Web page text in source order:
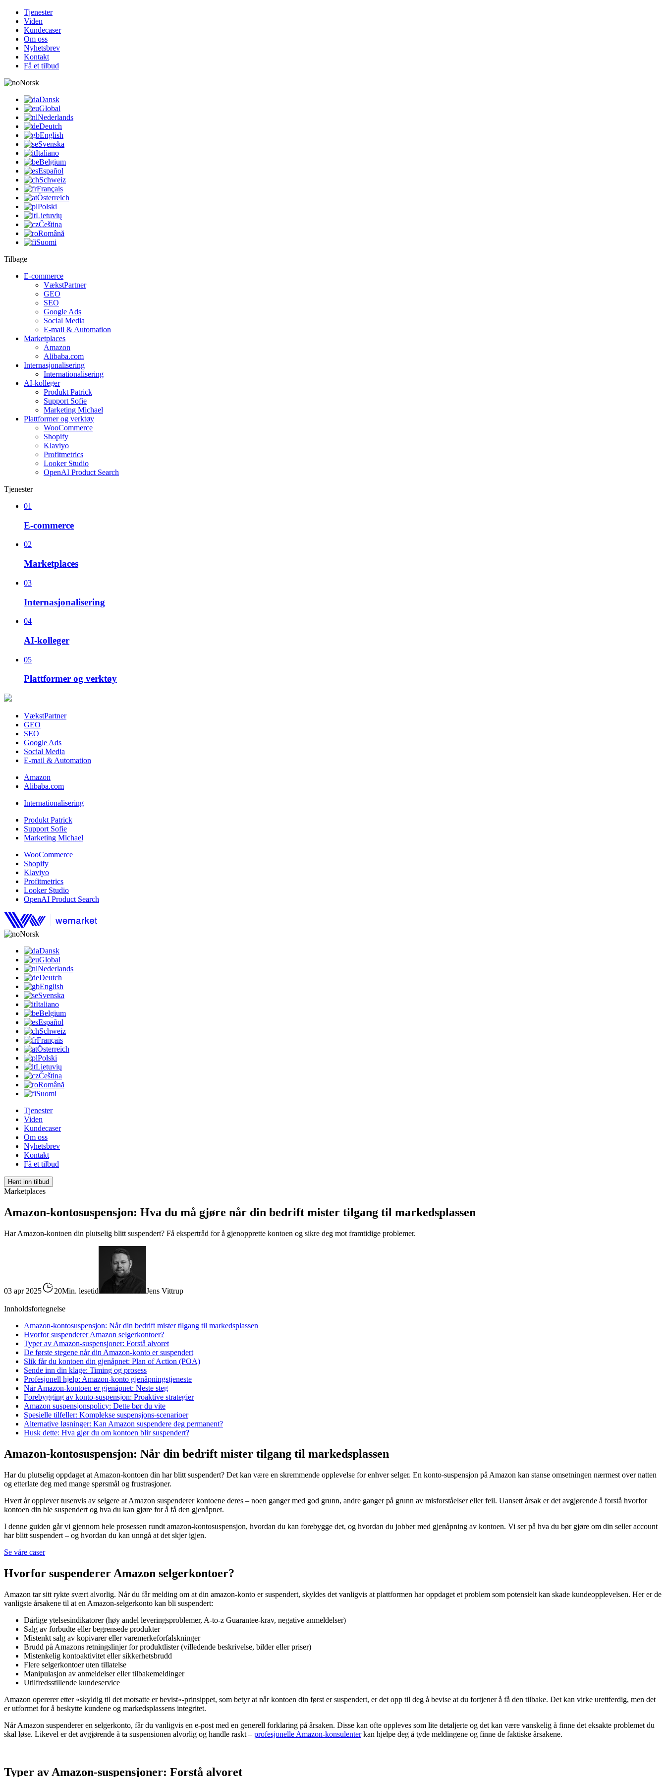
Tjenester
Viden
Kundecaser
Om oss
Nyhetsbrev
Kontakt
Få et tilbud
Norsk
Dansk
Global
Nederlands
Deutch
English
Svenska
Italiano
Belgium
Español
Schweiz
Français
Österreich
Polski
Lietuvių
Čeština
Română
Suomi
Tilbage
E-commerce
VækstPartner
GEO
SEO
Google Ads
Social Media
E-mail & Automation
Marketplaces
Amazon
Alibaba.com
Internasjonalisering
Internationalisering
AI-kolleger
Produkt Patrick
Support Sofie
Marketing Michael
Plattformer og verktøy
WooCommerce
Shopify
Klaviyo
Profitmetrics
Looker Studio
OpenAI Product Search
Tjenester
01
E-commerce
02
Marketplaces
03
Internasjonalisering
04
AI-kolleger
05
Plattformer og verktøy
VækstPartner
GEO
SEO
Google Ads
Social Media
E-mail & Automation
Amazon
Alibaba.com
Internationalisering
Produkt Patrick
Support Sofie
Marketing Michael
WooCommerce
Shopify
Klaviyo
Profitmetrics
Looker Studio
OpenAI Product Search
Norsk
Dansk
Global
Nederlands
Deutch
English
Svenska
Italiano
Belgium
Español
Schweiz
Français
Österreich
Polski
Lietuvių
Čeština
Română
Suomi
Tjenester
Viden
Kundecaser
Om oss
Nyhetsbrev
Kontakt
Få et tilbud
Hent inn tilbud
Marketplaces
Amazon-kontosuspensjon: Hva du må gjøre når din bedrift mister tilgang til markedsplassen
Har Amazon-kontoen din plutselig blitt suspendert? Få ekspertråd for å gjenopprette kontoen og sikre deg mot framtidige problemer.
03 apr 2025 20Min. lesetid Jens Vittrup
Innholdsfortegnelse
Amazon-kontosuspensjon: Når din bedrift mister tilgang til markedsplassen
Hvorfor suspenderer Amazon selgerkontoer?
Typer av Amazon-suspensjoner: Forstå alvoret
De første stegene når din Amazon-konto er suspendert
Slik får du kontoen din gjenåpnet: Plan of Action (POA)
Sende inn din klage: Timing og prosess
Profesjonell hjelp: Amazon-konto gjenåpningstjeneste
Når Amazon-kontoen er gjenåpnet: Neste steg
Forebygging av konto-suspensjon: Proaktive strategier
Amazon suspensjonspolicy: Dette bør du vite
Spesielle tilfeller: Komplekse suspensjons-scenarioer
Alternative løsninger: Kan Amazon suspendere deg permanent?
Husk dette: Hva gjør du om kontoen blir suspendert?
Amazon-kontosuspensjon: Når din bedrift mister tilgang til markedsplassen
Har du plutselig oppdaget at Amazon-kontoen din har blitt suspendert? Det kan være en skremmende opplevelse for enhver selger. En konto-suspensjon på Amazon kan stanse omsetningen nærmest over natten
og etterlate deg med mange spørsmål og frustrasjoner.
Hvert år opplever tusenvis av selgere at Amazon suspenderer kontoene deres – noen ganger med god grunn, andre ganger på grunn av misforståelser eller feil. Uansett årsak er det avgjørende å forstå hvorfor
kontoen din ble suspendert og hva du kan gjøre for å få den gjenåpnet.
I denne guiden går vi gjennom hele prosessen rundt amazon-kontosuspensjon, hvordan du kan forebygge det, og hvordan du jobber med gjenåpning av kontoen. Vi ser på hva du bør gjøre om din seller account
har blitt suspendert – og hvordan du kan unngå at det skjer igjen.
Se våre caser
Hvorfor suspenderer Amazon selgerkontoer?
Amazon tar sitt rykte svært alvorlig. Når du får melding om at din amazon-konto er suspendert, skyldes det vanligvis at plattformen har oppdaget et problem som potensielt kan skade kundeopplevelsen. Her er de
vanligste årsakene til at en Amazon-selgerkonto kan bli suspendert:
Dårlige ytelsesindikatorer (høy andel leveringsproblemer, A-to-z Guarantee-krav, negative anmeldelser)
Salg av forbudte eller begrensede produkter
Mistenkt salg av kopivarer eller varemerkeforfalskninger
Brudd på Amazons retningslinjer for produktlister (villedende beskrivelse, bilder eller priser)
Mistenkelig kontoaktivitet eller sikkerhetsbrudd
Flere selgerkontoer uten tillatelse
Manipulasjon av anmeldelser eller tilbakemeldinger
Utilfredsstillende kundeservice
Amazon opererer etter «skyldig til det motsatte er bevist»-prinsippet, som betyr at når kontoen din først er suspendert, er det opp til deg å bevise at du fortjener å få den tilbake. Det kan virke urettferdig, men det
er utformet for å beskytte kundene og markedsplassens integritet.
Når Amazon suspenderer en selgerkonto, får du vanligvis en e-post med en generell forklaring på årsaken. Disse kan ofte oppleves som lite detaljerte og det kan være vanskelig å finne det eksakte problemet du
skal løse. Likevel er det avgjørende å ta suspensionen alvorlig og handle raskt – profesjonelle Amazon-konsulenterkan hjelpe deg å tyde meldingene og finne de faktiske årsakene.
Typer av Amazon-suspensjoner: Forstå alvoret